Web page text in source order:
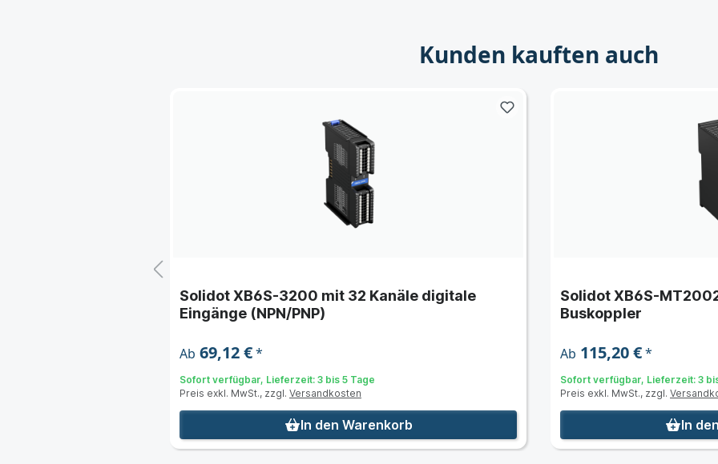
Kunden kauften auch
Solidot XB6S-3200 mit 32 Kanäle digitale
Eingänge (NPN/PNP)
Ab 69,12 €*
Sofort verfügbar, Lieferzeit: 3 bis 5 Tage
Preis exkl. MwSt., zzgl. Versandkosten
In den Warenkorb
Solidot XB6S-
Buskoppler
Ab 115,20 €*
Sofort verfügbar, Lieferzeit: 3
Preis exkl. MwSt., zzgl.
In